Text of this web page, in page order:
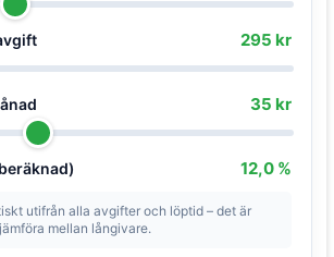
295 kr
35 kr
12,0 %
utifrån alla avgifter och löptid – det är
mellan långivare.